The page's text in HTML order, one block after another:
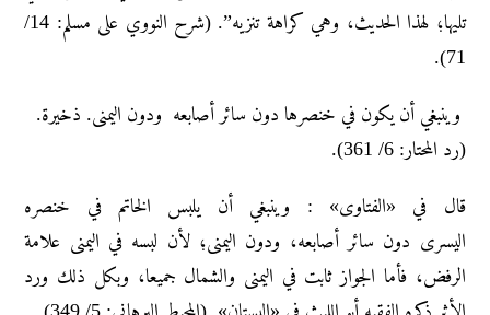
تليها؛ لهذا الحديث، وهي كراهة تنزيه”. (شرح النووي على مسلم: 14/
71).
وينبغي أن يكون في خنصرها دون سائر أصابعه ودون اليمنى. ذخيرة.
(رد المحتار: 6/ 361).
قال في «الفتاوى» : وينبغي أن يلبس الخاتم في خنصره
اليسرى دون سائر أصابعه، ودون اليمنى؛ لأن لبسه في اليمنى علامة
الرفض، فأما الجواز ثابت في اليمنى والشمال جميعا، وبكل ذلك ورد